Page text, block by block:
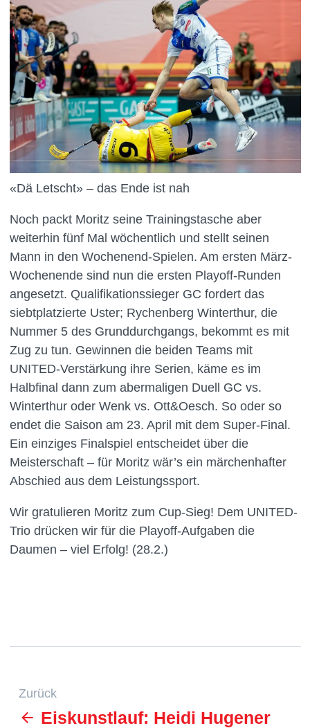
«Dä Letscht» – das Ende ist nah
Noch packt Moritz seine Trainingstasche aber
weiterhin fünf Mal wöchentlich und stellt seinen
Mann in den Wochenend-Spielen. Am ersten März-
Wochenende sind nun die ersten Playoff-Runden
angesetzt. Qualifikationssieger GC fordert das
siebtplatzierte Uster; Rychenberg Winterthur, die
Nummer 5 des Grunddurchgangs, bekommt es mit
Zug zu tun. Gewinnen die beiden Teams mit
UNITED-Verstärkung ihre Serien, käme es im
Halbfinal dann zum abermaligen Duell GC vs.
Winterthur oder Wenk vs. Ott&Oesch. So oder so
endet die Saison am 23. April mit dem Super-Final.
Ein einziges Finalspiel entscheidet über die
Meisterschaft – für Moritz wär’s ein märchenhafter
Abschied aus dem Leistungssport.
Wir gratulieren Moritz zum Cup-Sieg! Dem UNITED-
Trio drücken wir für die Playoff-Aufgaben die
Daumen – viel Erfolg! (28.2.)
Zurück
Eiskunstlauf: Heidi Hugener